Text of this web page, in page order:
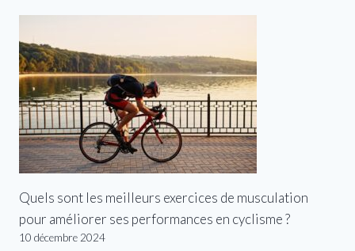
Quels sont les meilleurs exercices de musculation
pour améliorer ses performances en cyclisme ?
10 décembre 2024